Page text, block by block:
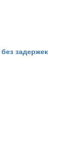
задержек